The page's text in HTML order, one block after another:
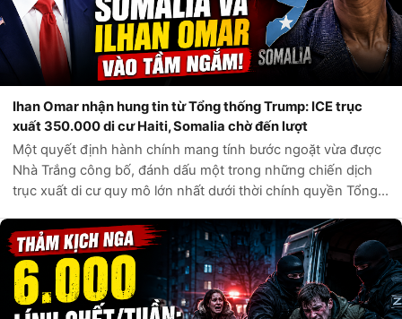
Ihan Omar nhận hung tin từ Tổng thống Trump: ICE trục
xuất 350.000 di cư Haiti, Somalia chờ đến lượt
Một quyết định hành chính mang tính bước ngoặt vừa được
Nhà Trắng công bố, đánh dấu một trong những chiến dịch
trục xuất di cư quy mô lớn nhất dưới thời chính quyền Tổng
An ninh Nội địa Hoa Kỳ,...